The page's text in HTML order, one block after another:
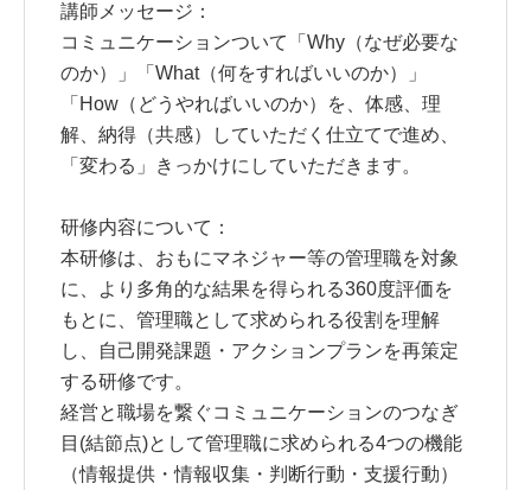
講師メッセージ：
コミュニケーションついて「Why（なぜ必要な
のか）」「What（何をすればいいのか）」
「How（どうやればいいのか）を、体感、理
解、納得（共感）していただく仕立てで進め、
「変わる」きっかけにしていただきます。
研修内容について：
本研修は、おもにマネジャー等の管理職を対象
に、より多角的な結果を得られる360度評価を
もとに、管理職として求められる役割を理解
し、自己開発課題・アクションプランを再策定
する研修です。
経営と職場を繋ぐコミュニケーションのつなぎ
目(結節点)として管理職に求められる4つの機能
（情報提供・情報収集・判断行動・支援行動）